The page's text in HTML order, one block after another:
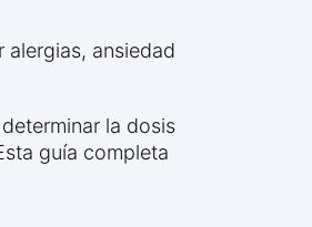
ansiedad
la dosis
guía completa